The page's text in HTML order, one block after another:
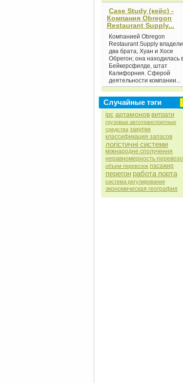
Case Study (кейс) -
Компания Obregon
Restaurant Supply...
Компанией Obregon
Restaurant Supply владели
два брата, Хуан и Хосе
Обрегон; она находилась
Бейкерсфилде, штат
Калифорния. Сферой
деятельности компании...
Случайные тэги
ipc артамонов витрати
грузовые автотранспортные
средства закупки
классификация запасов
логістичні системи
міжнародне сполучення
неравномерность
объем перевозок пасажир
перегон работа порта
система регулирования
экономическая география